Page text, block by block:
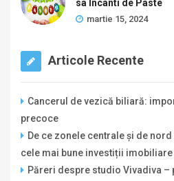
sa Incanti de Paste
martie 15, 2024
Articole Recente
Cancerul de vezică biliară:
precoce
De ce zonele centrale și de
cele mai bune investiții imobiliare
Păreri despre studio Vivadiva